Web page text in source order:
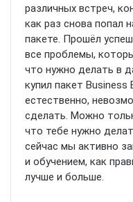
различных встреч,
как раз снова попал
пакете. Прошёл
все проблемы,
что нужно делать в
купил пакет
естественно,
сделать. Можно
что тебе нужно
сейчас мы активно
и обучением, как
лучше и больше.